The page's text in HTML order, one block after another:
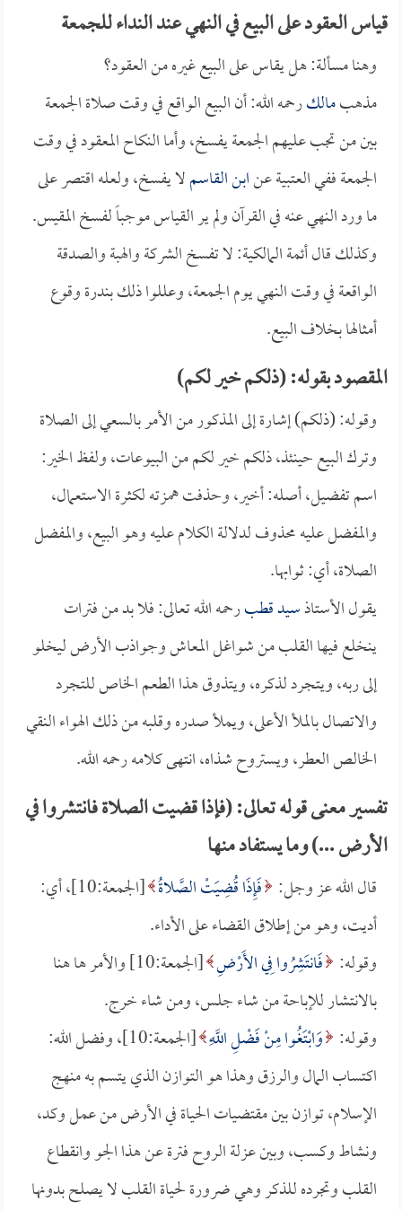
قياس العقود على البيع في النهي عند النداء للجمعة
وهنا مسألة: هل يقاس على البيع غيره من العقود؟
مذهبمالكرحمه الله: أن البيع الواقع في وقت صلاة الجمعة
بين من تجب عليهم الجمعة يفسخ، وأما النكاح المعقود في وقت
الجمعة ففي العتبية عنابن القاسملا يفسخ، ولعله اقتصر على
ما ورد النهي عنه في القرآن ولم ير القياس موجباً لفسخ المقيس.
وكذلك قال أئمة المالكية: لا تفسخ الشركة والهبة والصدقة
الواقعة في وقت النهي يوم الجمعة، وعللوا ذلك بندرة وقوع
أمثالها بخلاف البيع.
المقصود بقوله: (ذلكم خير لكم)
وقوله: (ذلكم) إشارة إلى المذكور من الأمر بالسعي إلى الصلاة
وترك البيع حينئذ، ذلكم خير لكم من البيوعات، ولفظ الخير:
اسم تفضيل، أصله: أخير، وحذفت همزته لكثرة الاستعمال،
والمفضل عليه محذوف لدلالة الكلام عليه وهو البيع، والمفضل
الصلاة، أي: ثوابها.
يقول الأستاذسيد قطبرحمه الله تعالى: فلا بد من فترات
ينخلع فيها القلب من شواغل المعاش وجواذب الأرض ليخلو
إلى ربه، ويتجرد لذكره، ويتذوق هذا الطعم الخاص للتجرد
والاتصال بالملأ الأعلى، ويملأ صدره وقلبه من ذلك الهواء النقي
الخالص العطر، ويستروح شذاه، انتهى كلامه رحمه الله.
تفسير معنى قوله تعالى: (فإذا قضيت الصلاة فانتشروا في
الأرض ...) وما يستفاد منها
قال الله عز وجل: فَإِذَا قُضِيَتْ الصَّلاةُ
[الجمعة:10]، أي:
أديت، وهو من إطلاق القضاء على الأداء.
وقوله: فَانتَشِرُوا فِي الأَرْضِ
[الجمعة:10] والأمر ها هنا
بالانتشار للإباحة من شاء جلس، ومن شاء خرج.
وقوله: وَابْتَغُوا مِنْ فَضْلِ اللَّهِ
[الجمعة:10]، وفضل الله:
اكتساب المال والرزق وهذا هو التوازن الذي يتسم به منهج
الإسلام، توازن بين مقتضيات الحياة في الأرض من عمل وكد،
ونشاط وكسب، وبين عزلة الروح فترة عن هذا الجو وانقطاع
القلب وتجرده للذكر وهي ضرورة لحياة القلب لا يصلح بدونها